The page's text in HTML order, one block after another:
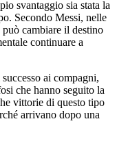
svantaggio sia stata la
Secondo Messi, nelle
cambiare il destino
continuare a
ai compagni,
che hanno seguito la
vittorie di questo tipo
arrivano dopo una